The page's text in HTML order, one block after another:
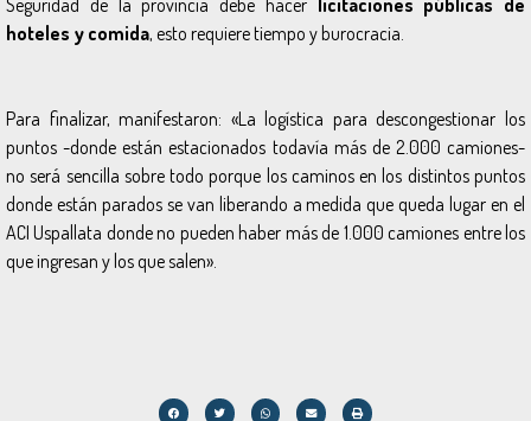
hoteles y comida, esto requiere tiempo y burocracia.
Para finalizar, manifestaron: «La logística para descongestionar los
puntos -donde están estacionados todavía más de 2.000 camiones-
no será sencilla sobre todo porque los caminos en los distintos puntos
donde están parados se van liberando a medida que queda lugar en el
ACI Uspallata donde no pueden haber más de 1.000 camiones entre los
que ingresan y los que salen».